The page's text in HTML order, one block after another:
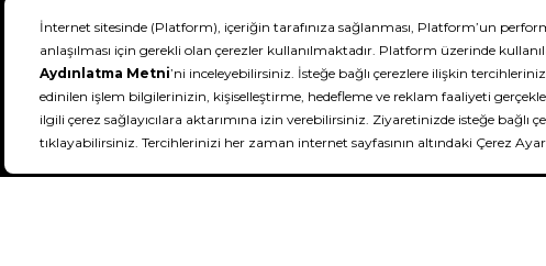
DeFactoFIT ©️ 2022-2026. Tüm hakları saklıdır.